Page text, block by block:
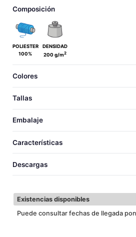
Composición
POLIESTER
100%
DENSIDAD
200 g/m2
Colores
Tallas
TALLAS
Embalaje
Características
Descargas
Existencias disponibles
Puede consultar fechas de llegada